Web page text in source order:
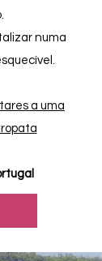
numa
a uma